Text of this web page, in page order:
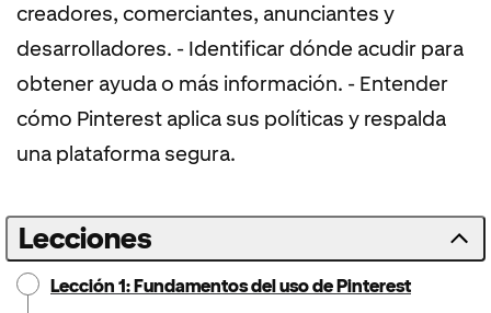
creadores, comerciantes, anunciantes y
desarrolladores. - Identificar dónde acudir para
obtener ayuda o más información. - Entender
cómo Pinterest aplica sus políticas y respalda
una plataforma segura.
Lecciones
Lección 1: Fundamentos del uso de Pinterest